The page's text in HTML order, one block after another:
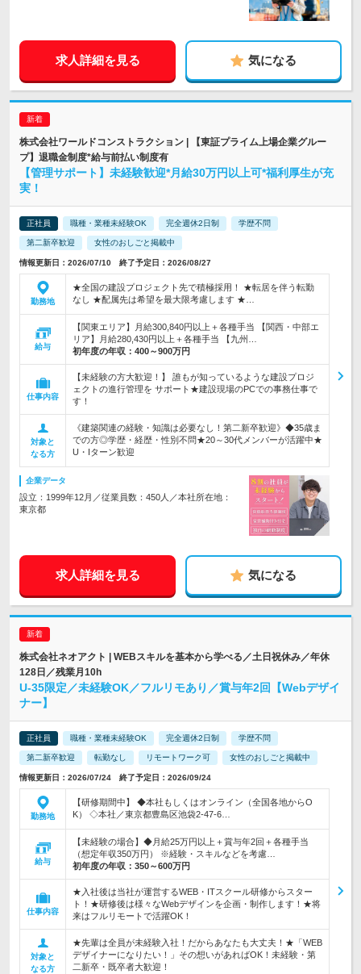
求人詳細を見る 気になる
株式会社ワールドコンストラクション | 【東証プライム上場企業グルー
プ】退職金制度*給与前払い制度有
【管理サポート】未経験歓迎*月給30万円以上可*福利厚生が充
実！
正社員 職種・業種未経験OK 完全週休2日制 学歴不問
第二新卒歓迎 女性のおしごと掲載中
情報更新日：2026/07/10 終了予定日：2026/08/27
勤務地
★全国の建設プロジェクト先で積極採用！ ★転居を伴う転勤
なし ★配属先は希望を最大限考慮します ★…
給与
【関東エリア】月給300,840円以上＋各種手当 【関西・中部エ
リア】月給280,430円以上＋各種手当 【九州…
初年度の年収： 400～900万円
仕事内容
【未経験の方大歓迎！】 誰もが知っているような建設プロジ
ェクトの進行管理を サポート★建設現場のPCでの事務仕事で
す！
対象と
なる方
《建築関連の経験・知識は必要なし！第二新卒歓迎》◆35歳ま
での方◎学歴・経歴・性別不問★20～30代メンバーが活躍中★
U・Iターン歓迎
企業データ
設立：1999年12月／従業員数：450人／本社所在地：
東京都
求人詳細を見る 気になる
株式会社ネオアクト | WEBスキルを基本から学べる／土日祝休み／年休
128日／残業月10h
U-35限定／未経験OK／フルリモあり／賞与年2回【Webデザイ
ナー】
正社員 職種・業種未経験OK 完全週休2日制 学歴不問
第二新卒歓迎 転勤なし リモートワーク可 女性のおしごと掲載中
情報更新日：2026/07/24 終了予定日：2026/09/24
勤務地
【研修期間中】 ◆本社もしくはオンライン（全国各地からO
K） ◇本社／東京都豊島区池袋2-47-6…
給与
【未経験の場合】◆月給25万円以上＋賞与年2回＋各種手当
（想定年収350万円） ※経験・スキルなどを考慮…
初年度の年収： 350～600万円
仕事内容
★入社後は当社が運営するWEB・ITスクール研修からスター
ト！★研修後は様々なWebデザインを企画・制作します！★将
来はフルリモートで活躍OK！
対象と
なる方
★先輩は全員が未経験入社！だからあなたも大丈夫！★「WEB
デザイナーになりたい！」その想いがあればOK！未経験・第
二新卒・既卒者大歓迎！